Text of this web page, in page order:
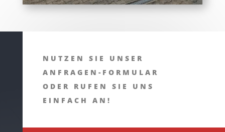
NUTZEN SIE UNSER
ANFRAGEN-FORMULAR
ODER RUFEN SIE UNS
EINFACH AN!